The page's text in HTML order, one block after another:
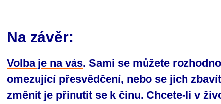
Na závěr:
Volba je na vás. Sami se můžete
omezující přesvědčení, nebo se jich
změnit je přinutit se k činu. Chcete-li v